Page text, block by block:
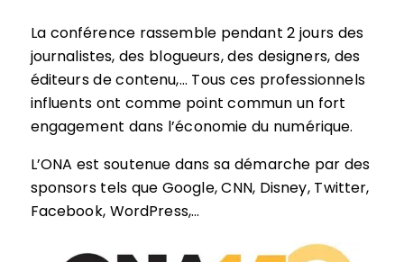
La conférence rassemble pendant 2 jours des
journalistes, des blogueurs, des designers, des
éditeurs de contenu,… Tous ces professionnels
influents ont comme point commun un fort
engagement dans l’économie du numérique.
L’ONA est soutenue dans sa démarche par des
sponsors tels que Google, CNN, Disney, Twitter,
Facebook, WordPress,…